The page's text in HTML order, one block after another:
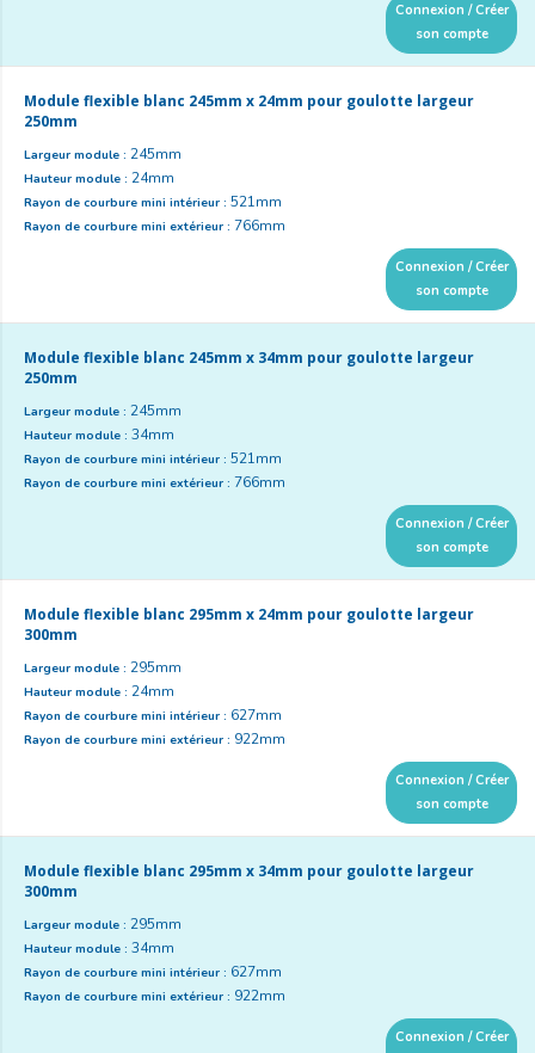
Connexion / Créer
son compte
Module flexible blanc 245mm x 24mm pour goulotte largeur
250mm
Largeur module : 245mm
Hauteur module : 24mm
Rayon de courbure mini intérieur : 521mm
Rayon de courbure mini extérieur : 766mm
Connexion / Créer
son compte
Module flexible blanc 245mm x 34mm pour goulotte largeur
250mm
Largeur module : 245mm
Hauteur module : 34mm
Rayon de courbure mini intérieur : 521mm
Rayon de courbure mini extérieur : 766mm
Connexion / Créer
son compte
Module flexible blanc 295mm x 24mm pour goulotte largeur
300mm
Largeur module : 295mm
Hauteur module : 24mm
Rayon de courbure mini intérieur : 627mm
Rayon de courbure mini extérieur : 922mm
Connexion / Créer
son compte
Module flexible blanc 295mm x 34mm pour goulotte largeur
300mm
Largeur module : 295mm
Hauteur module : 34mm
Rayon de courbure mini intérieur : 627mm
Rayon de courbure mini extérieur : 922mm
Connexion / Créer